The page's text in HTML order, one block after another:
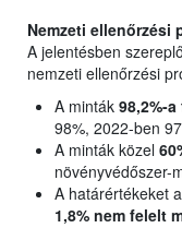
Nemzeti ellenőrzési
A jelentésben
nemzeti ellenőrzési
A minták 98,2%-
98%, 2022-ben
A minták közel
növényvédőszer-
A határértékeket
1,8% nem felelt